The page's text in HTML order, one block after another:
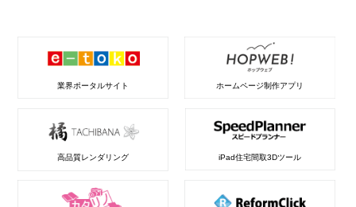
業界ポータルサイト ホームページ制作アプリ
高品質レンダリング iPad住宅間取3Dツール